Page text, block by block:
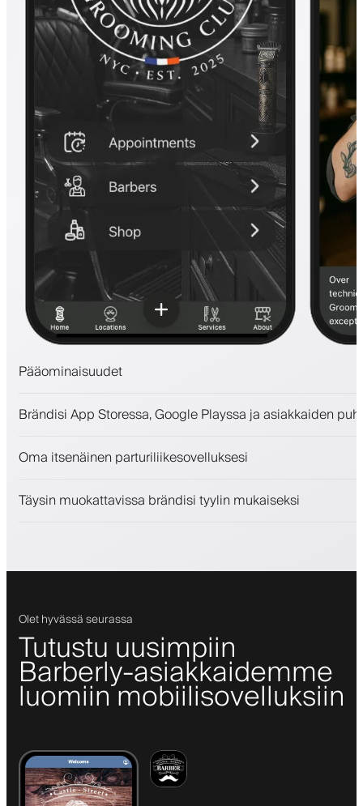
Pääominaisuudet
Maksut, vakuusmaksu
Sitouta asiakkaita kanta-asiakasohjelmalla
Brändisi App Storessa, Google Playssa ja asiakkaiden
Oma itsenäinen parturiliikesovelluksesi
Täysin muokattavissa brändisi tyylin mukaiseksi
Olet hyvässä seurassa
Tutustu uusimpiin
Barberly-asiakkaidemme
luomiin mobiilisovelluksiin